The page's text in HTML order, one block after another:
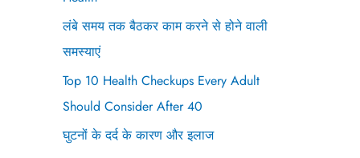
लंबे समय तक बैठकर काम करने से होने वाली
समस्याएं
Top 10 Health Checkups Every Adult
Should Consider After 40
घुटनों के दर्द के कारण और इलाज